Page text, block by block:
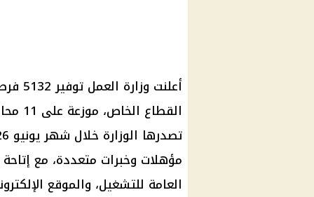
مؤهلات وخبرات متعددة، مع
العامة للتشغيل، والموقع